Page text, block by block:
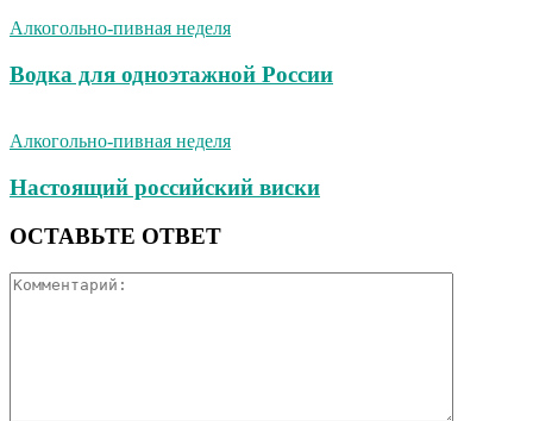
Алкогольно-пивная неделя
Водка для одноэтажной России
Алкогольно-пивная неделя
Настоящий российский виски
ОСТАВЬТЕ ОТВЕТ